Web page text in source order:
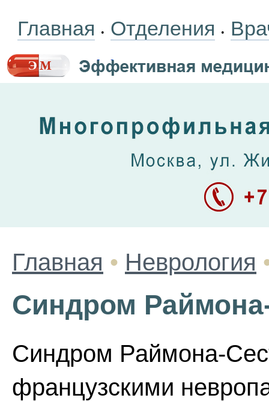
Главная • Отделения •
Главная • Неврология
Синдром
Синдром Раймона-
французскими